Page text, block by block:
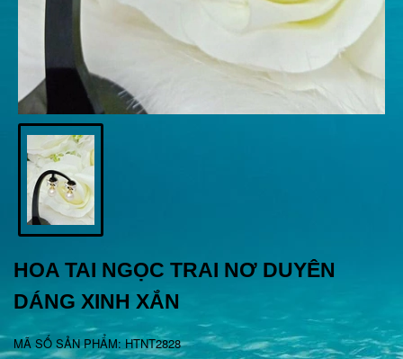
HOA TAI NGỌC TRAI NƠ DUYÊN
DÁNG XINH XẮN
MÃ SỐ SẢN PHẨM: HTNT2828